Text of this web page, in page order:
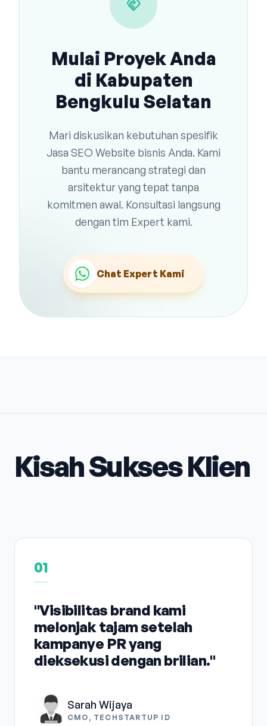
handshake
Mulai Proyek Anda
di Kabupaten
Bengkulu Selatan
Mari diskusikan kebutuhan spesifik
Jasa SEO Website bisnis Anda. Kami
bantu merancang strategi dan
arsitektur yang tepat tanpa
komitmen awal. Konsultasi langsung
dengan tim Expert kami.
Chat Expert Kami
Kisah Sukses Klien
01
"Visibilitas brand kami
melonjak tajam setelah
kampanye PR yang
dieksekusi dengan brilian."
Sarah Wijaya
CMO, TECHSTARTUP ID